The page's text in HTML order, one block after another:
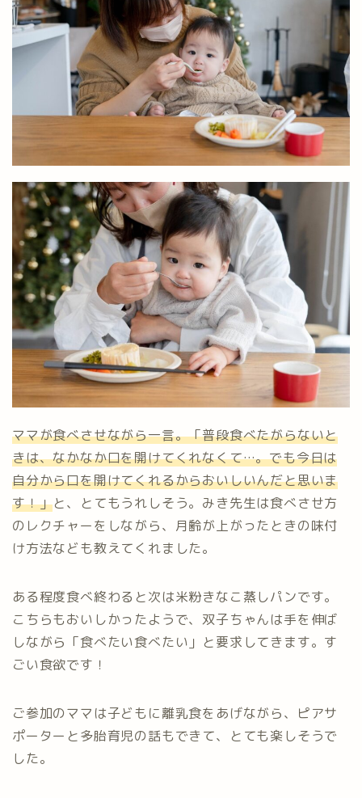
ママが食べさせながら一言。「普段食べたがらないと
きは、なかなか口を開けてくれなくて…。でも今日は
自分から口を開けてくれるからおいしいんだと思いま
す！」と、とてもうれしそう。みき先生は食べさせ方
のレクチャーをしながら、月齢が上がったときの味付
け方法なども教えてくれました。
ある程度食べ終わると次は米粉きなこ蒸しパンです。
こちらもおいしかったようで、双子ちゃんは手を伸ば
しながら「食べたい食べたい」と要求してきます。す
ごい食欲です！
ご参加のママは子どもに離乳食をあげながら、ピアサ
ポーターと多胎育児の話もできて、とても楽しそうで
した。